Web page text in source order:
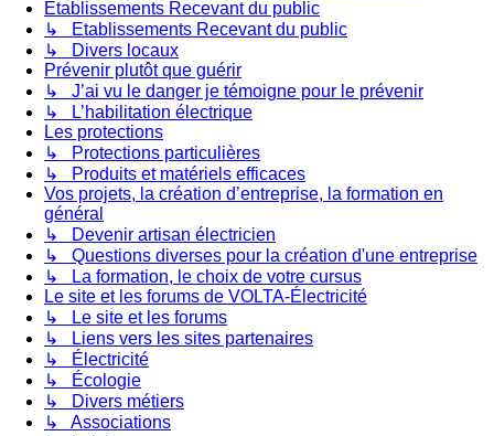
Etablissements Recevant du public
↳ Etablissements Recevant du public
↳ Divers locaux
Prévenir plutôt que guérir
↳ J’ai vu le danger je témoigne pour le prévenir
↳ L’habilitation électrique
Les protections
↳ Protections particulières
↳ Produits et matériels efficaces
Vos projets, la création d’entreprise, la formation en
général
↳ Devenir artisan électricien
↳ Questions diverses pour la création d'une entreprise
↳ La formation, le choix de votre cursus
Le site et les forums de VOLTA-Électricité
↳ Le site et les forums
↳ Liens vers les sites partenaires
↳ Électricité
↳ Écologie
↳ Divers métiers
↳ Associations